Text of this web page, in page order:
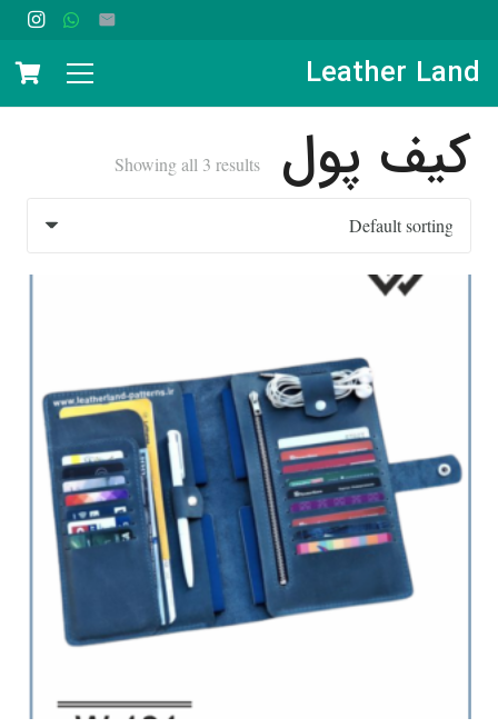
Leather Land
کیف پول Showing all 3 results